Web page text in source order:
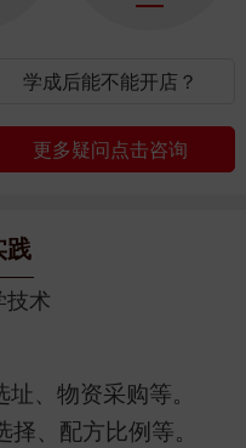
学成后能不能开店？
更多疑问点击咨询
践
技术
、物资采购等。
、配方比例等。